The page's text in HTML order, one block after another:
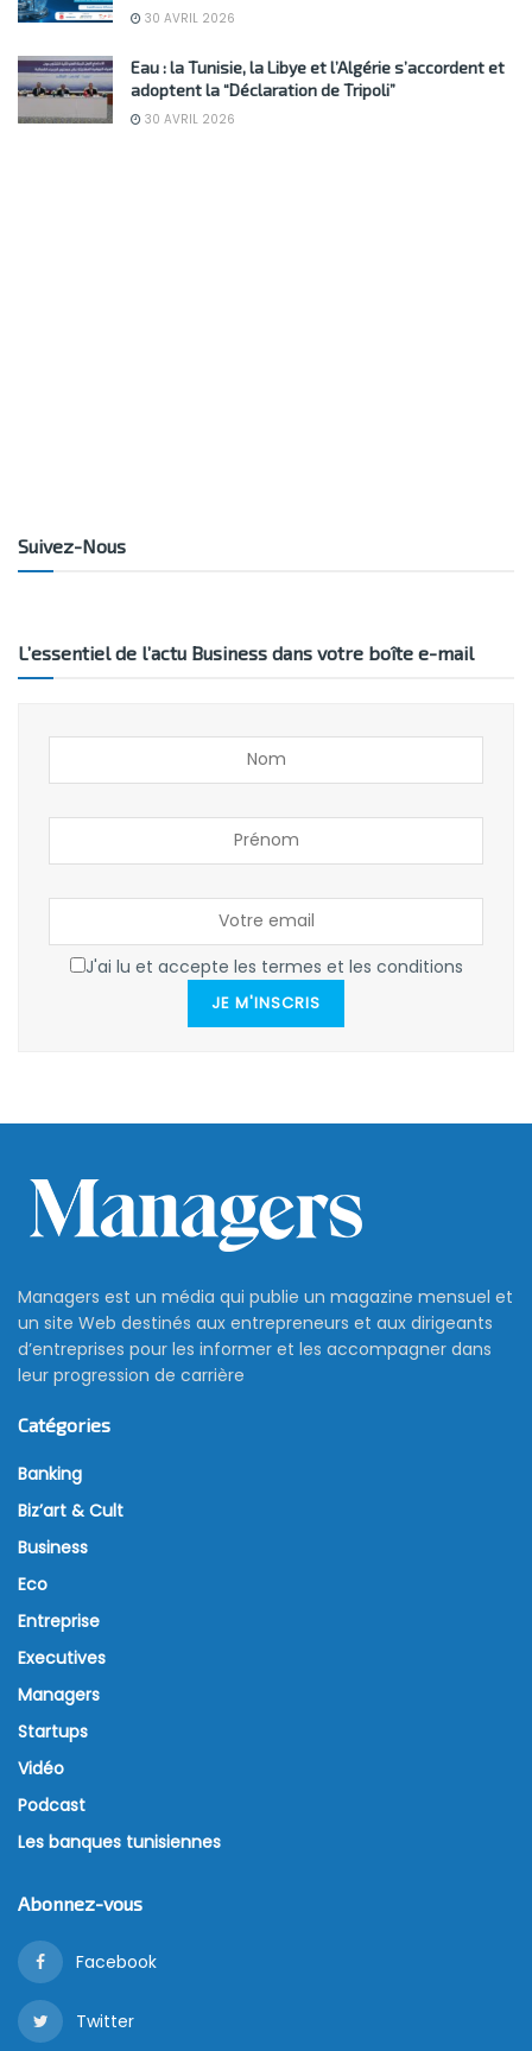
30 AVRIL 2026
Eau : la Tunisie, la Libye et l’Algérie s’accordent et
adoptent la “Déclaration de Tripoli”
30 AVRIL 2026
Suivez-Nous
L’essentiel de l’actu Business dans votre boîte e-mail
J'ai lu et accepte les termes et les conditions
JE M'INSCRIS
Managers est un média qui publie un magazine mensuel et
un site Web destinés aux entrepreneurs et aux dirigeants
d’entreprises pour les informer et les accompagner dans
leur progression de carrière
Catégories
Banking
Biz’art & Cult
Business
Eco
Entreprise
Executives
Managers
Startups
Vidéo
Podcast
Les banques tunisiennes
Abonnez-vous
Facebook
Twitter